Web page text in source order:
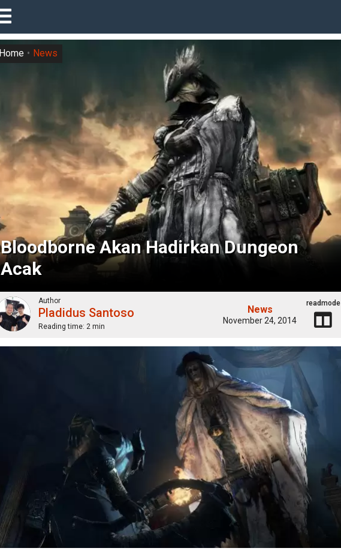
Bloodborne Akan Hadirkan Dungeon
Acak
Home News
Author
Pladidus Santoso
Reading time: 2 min
News
November 24, 2014
readmode